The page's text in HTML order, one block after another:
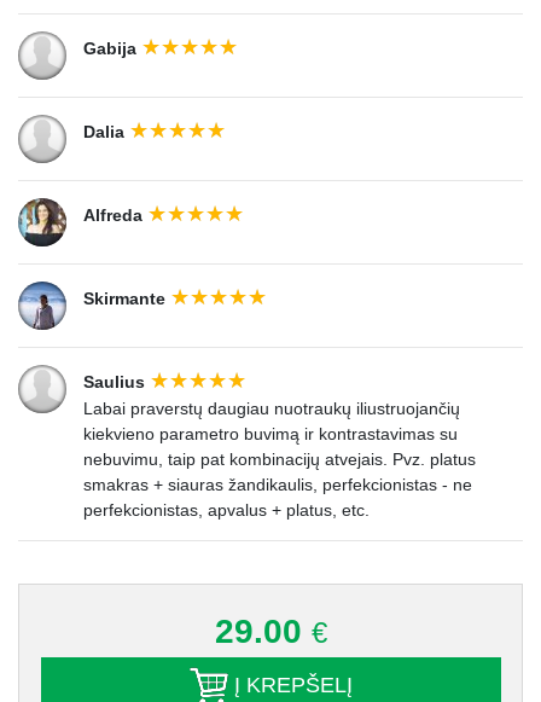
Gabija
Dalia
Alfreda
Skirmante
Saulius
Labai praverstų daugiau nuotraukų iliustruojančių
kiekvieno parametro buvimą ir kontrastavimas su
nebuvimu, taip pat kombinacijų atvejais. Pvz. platus
smakras + siauras žandikaulis, perfekcionistas - ne
perfekcionistas, apvalus + platus, etc.
29.00 €
Į KREPŠELĮ